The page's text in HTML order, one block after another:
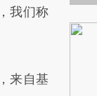
我们称
来自基